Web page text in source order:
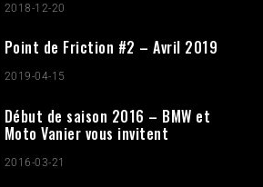
2018-12-20
Point de Friction #2 – Avril 2019
2019-04-15
Début de saison 2016 – BMW et
Moto Vanier vous invitent
2016-03-21